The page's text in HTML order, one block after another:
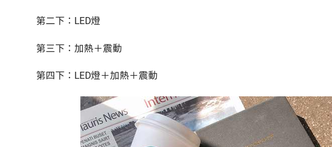
第二下：LED燈
第三下：加熱＋震動
第四下：LED燈＋加熱＋震動